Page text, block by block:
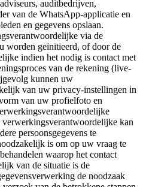
auditbedrijven,
van de WhatsApp-applicatie en
en gegevens opslaan.
via de
worden geïnitieerd, of door de
indien het nodig is contact met
van de rekening (live-
kunnen uw
van uw privacy-instellingen in
van uw profielfoto en
kan
persoonsgegevens te
is om op uw vraag te
waarop het contact
van de situatie is de
de noodzaak